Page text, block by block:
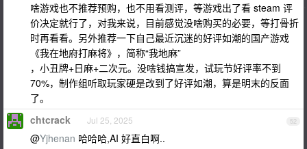
啥游戏也不推荐预购，也不用看测评，等游戏出了看 steam 评
价决定就行了，对我来说，目前感觉没啥购买的必要，等打骨折
时再看看。另外推荐一下自己最近沉迷的好评如潮的国产游戏
《我在地府打麻将》，简称“我地麻”
，小丑牌+日麻+二次元。没啥钱搞宣发，试玩节好评率不到
70%，制作组听取玩家硬是改到了好评如潮，算是明末的反面
了。
52
chtcrack Jul 25, 2025
@Yjhenan 哈哈哈,AI 好直白啊..